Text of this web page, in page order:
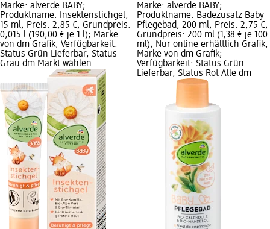
Marke: alverde BABY;
Produktname: Insektenstichgel,
15 ml; Preis: 2,85 €; Grundpreis:
0,015 l (190,00 € je 1 l); Marke
von dm Grafik; Verfügbarkeit:
Status Grün Lieferbar, Status
Grau dm Markt wählen
Marke: alverde BABY;
Produktname: Badezusatz Baby
Pflegebad, 200 ml; Preis: 2,75 €;
Grundpreis: 200 ml (1,38 € je 100
ml); Nur online erhältlich Grafik,
Marke von dm Grafik;
Verfügbarkeit: Status Grün
Lieferbar, Status Rot Alle dm